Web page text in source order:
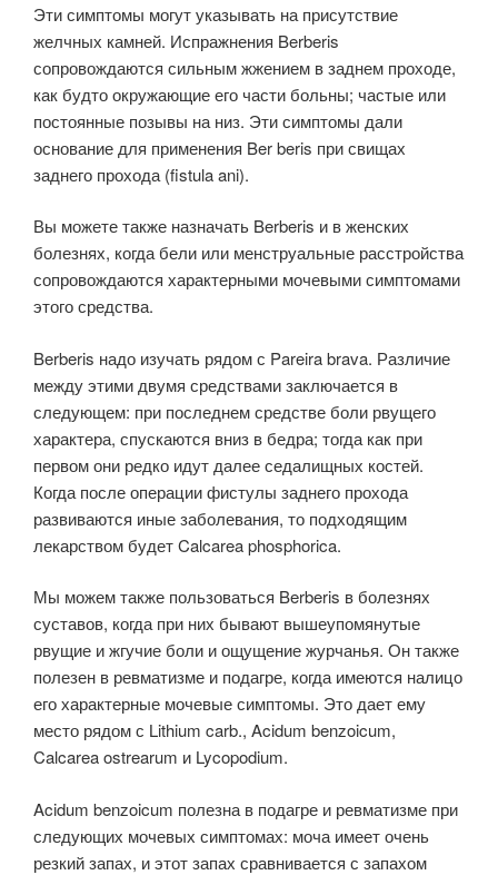
Эти симптомы могут указывать на присутствие
желчных камней. Испражнения Berberis
сопровождаются сильным жжением в заднем проходе,
как будто окружающие его части больны; частые или
постоянные позывы на низ. Эти симптомы дали
основание для применения Ber beris при свищах
заднего прохода (fistula ani).
Вы можете также назначать Berberis и в женских
болезнях, когда бели или менструальные расстройства
сопровождаются характерными мочевыми симптомами
этого средства.
Berberis надо изучать рядом с Pareira brava. Различие
между этими двумя средствами заключается в
следующем: при последнем средстве боли рвущего
характера, спускаются вниз в бедра; тогда как при
первом они редко идут далее седалищных костей.
Когда после операции фистулы заднего прохода
развиваются иные заболевания, то подходящим
лекарством будет Calcarea phosphorica.
Мы можем также пользоваться Berberis в болезнях
суставов, когда при них бывают вышеупомянутые
рвущие и жгучие боли и ощущение журчанья. Он также
полезен в ревматизме и подагре, когда имеются налицо
его характерные мочевые симптомы. Это дает ему
место рядом с Lithium carb., Acidum benzoicum,
Calcarea ostrearum и Lycopodium.
Acidum benzoicum полезна в подагре и ревматизме при
следующих мочевых симптомах: моча имеет очень
резкий запах, и этот запах сравнивается с запахом